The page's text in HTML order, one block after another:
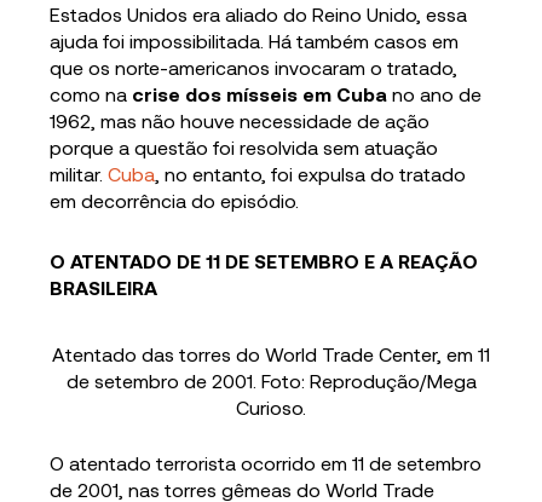
Estados Unidos era aliado do Reino Unido, essa
ajuda foi impossibilitada. Há também casos em
que os norte-americanos invocaram o tratado,
como na crise dos mísseis em Cuba no ano de
1962, mas não houve necessidade de ação
porque a questão foi resolvida sem atuação
militar.Cuba , no entanto, foi expulsa do tratado
em decorrência do episódio.
O ATENTADO DE 11 DE SETEMBRO E A REAÇÃO
BRASILEIRA
Atentado das torres do World Trade Center, em 11
de setembro de 2001. Foto: Reprodução/Mega
Curioso.
O atentado terrorista ocorrido em 11 de setembro
de 2001, nas torres gêmeas do World Trade